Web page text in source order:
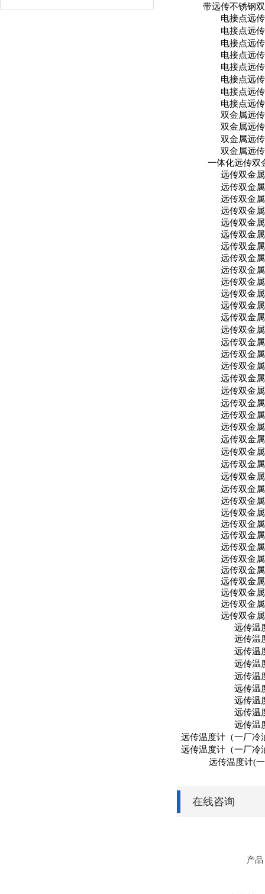
带远传不锈钢
电接点远
电接点远
电接点远
电接点远
电接点远
电接点远
电接点远
电接点远
双金属远
双金属远
双金属远
双金属远
一体化远传双
远传双金
远传双金
远传双金
远传双金
远传双金
远传双金
远传双金
远传双金
远传双金
远传双金
远传双金
远传双金
远传双金
远传双金
远传双金
远传双金
远传双金
远传双金
远传双金
远传双金
远传双金
远传双金
远传双金
远传双金
远传双金
远传双金
远传双金
远传双金
远传双金
远传双金
远传双金
远传双金
远传双金
远传双金
远传双金
远传双金
远传双金
远传双金
远传温
远传温
远传温
远传温
远传温
远传温
远传温
远传温
远传温
远传温度计（一厂冷
远传温度计（一厂冷
远传温度计(
在线咨询
产品